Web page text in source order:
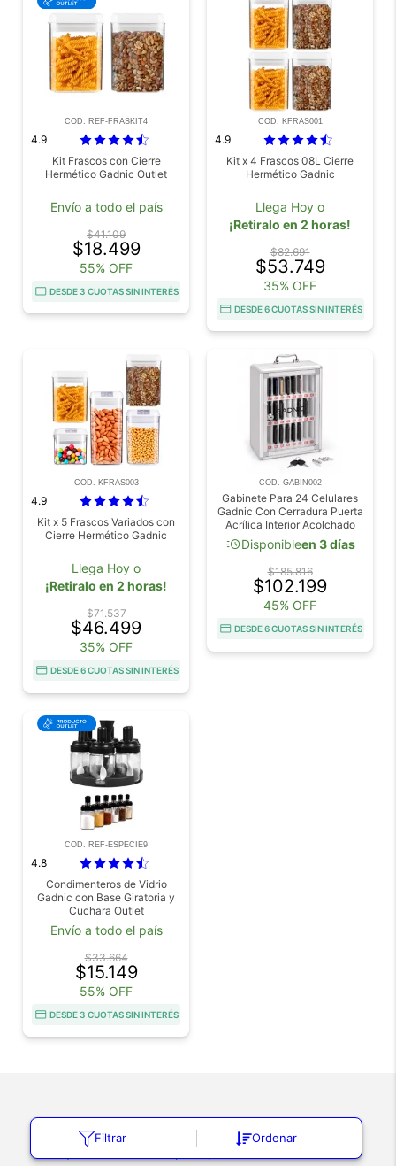
Filtrar Ordenar
COD. REF-FRASKIT4
4.9
Kit Frascos con Cierre
Hermético Gadnic Outlet
Envío a todo el país
$41.109
$18.499
55% OFF
DESDE 3 CUOTAS SIN INTERÉS
COD. KFRAS001
4.9
Kit x 4 Frascos 08L Cierre
Hermético Gadnic
Llega Hoy o
¡Retiralo en 2 horas!
$82.691
$53.749
35% OFF
DESDE 6 CUOTAS SIN INTERÉS
COD. KFRAS003
4.9
Kit x 5 Frascos Variados con
Cierre Hermético Gadnic
Llega Hoy o
¡Retiralo en 2 horas!
$71.537
$46.499
35% OFF
DESDE 6 CUOTAS SIN INTERÉS
COD. GABIN002
Gabinete Para 24 Celulares
Gadnic Con Cerradura Puerta
Acrílica Interior Acolchado
acuteDisponibleen 3 días
$185.816
$102.199
45% OFF
DESDE 6 CUOTAS SIN INTERÉS
COD. REF-ESPECIE9
4.8
Condimenteros de Vidrio
Gadnic con Base Giratoria y
Cuchara Outlet
Envío a todo el país
$33.664
$15.149
55% OFF
DESDE 3 CUOTAS SIN INTERÉS
Explorá nuestras categorías
Cepillos para Calzado